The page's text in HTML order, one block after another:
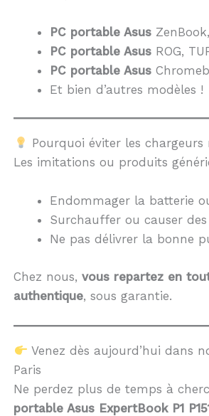
PC portable Asus
PC portable Asus ROG,
PC portable Asus
Et bien d’autres modèles !
Pourquoi éviter les
Les imitations ou produits
Endommager la batterie
Surchauffer ou causer
Ne pas délivrer la bonne
Chez nous,vous repartez en
authentique, sous garantie.
Venez dès aujourd’hui dans
Paris
Ne perdez plus de temps à
portable Asus ExpertBook P1